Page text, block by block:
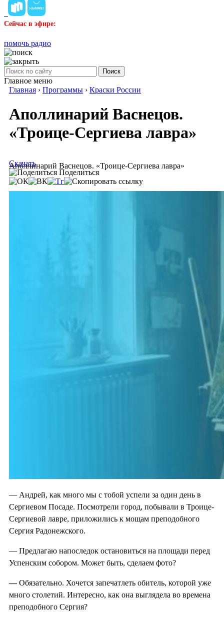
Сейчас в эфире:
помочь радио
Поиск
Главное меню
Главная › Программы › Краски России
Аполлинарий Васнецов.
«Троице-Сергиева лавра»
Аполлинарий Васнецов. «Троице-Сергиева лавра»
Скачать
Поделиться
— Андрей, как много мы с тобой успели за один день в
Сергиевом Посаде. Посмотрели город, побывали в Троице-
Сергиевой лавре, приложились к мощам преподобного
Сергия Радонежского.
— Предлагаю напоследок остановиться на площади перед
Успенским собором. Может быть, сделаем фото?
—Обязательно. Хочется запечатлеть обитель, которой уже
много столетий. Интересно, как она выглядела во времена
преподобного Сергия?